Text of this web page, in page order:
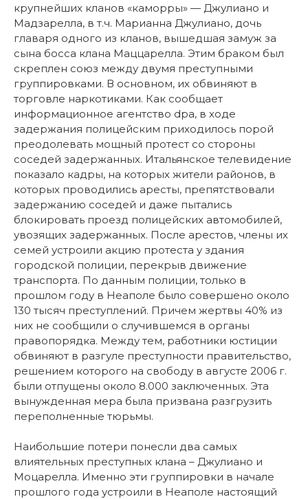
крупнейших кланов «каморры» — Джулиано и
Мадзарелла, в т.ч. Марианна Джулиано, дочь
главаря одного из кланов, вышедшая замуж за
сына босса клана Маццарелла. Этим браком был
скреплен союз между двумя преступными
группировками. В основном, их обвиняют в
торговле наркотиками. Как сообщает
информационное агентство dpa, в ходе
задержания полицейским приходилось порой
преодолевать мощный протест со стороны
соседей задержанных. Итальянское телевидение
показало кадры, на которых жители районов, в
которых проводились аресты, препятствовали
задержанию соседей и даже пытались
блокировать проезд полицейских автомобилей,
увозящих задержанных. После арестов, члены их
семей устроили акцию протеста у здания
городской полиции, перекрыв движение
транспорта. По данным полиции, только в
прошлом году в Неаполе было совершено около
130 тысяч преступлений. Причем жертвы 40% из
них не сообщили о случившемся в органы
правопорядка. Между тем, работники юстиции
обвиняют в разгуле преступности правительство,
решением которого на свободу в августе 2006 г.
были отпущены около 8.000 заключенных. Эта
вынужденная мера была призвана разгрузить
переполненные тюрьмы.
Наибольшие потери понесли два самых
влиятельных преступных клана – Джулиано и
Моцарелла. Именно эти группировки в начале
прошлого года устроили в Неаполе настоящий